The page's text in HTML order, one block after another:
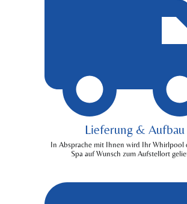
Lieferung & Aufbau
In Absprache mit Ihnen wird Ihr Whirlpool
Spa auf Wunsch zum Aufstellort